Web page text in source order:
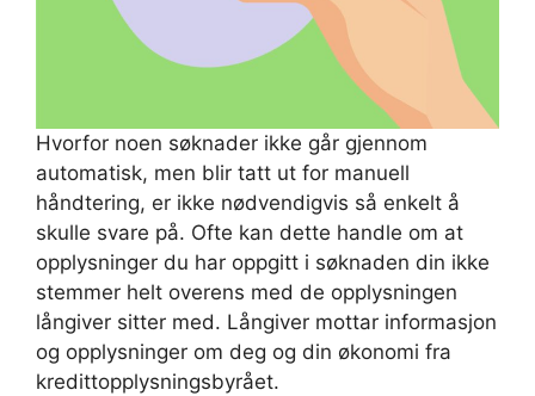
Hvorfor noen søknader ikke går gjennom
automatisk, men blir tatt ut for manuell
håndtering, er ikke nødvendigvis så enkelt å
skulle svare på. Ofte kan dette handle om at
opplysninger du har oppgitt i søknaden din ikke
stemmer helt overens med de opplysningen
långiver sitter med. Långiver mottar informasjon
og opplysninger om deg og din økonomi fra
kredittopplysningsbyrået.